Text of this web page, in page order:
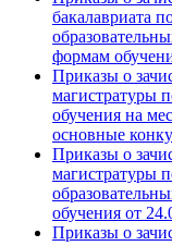
бакалавриата
формам
Приказы о
магистратуры
обучения на
основные
Приказы о
магистратуры
обучения от
Приказы о